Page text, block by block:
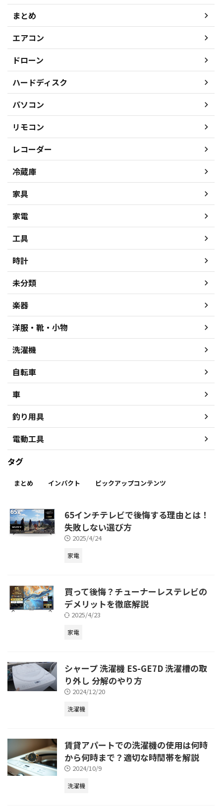
まとめ
エアコン
ドローン
ハードディスク
パソコン
リモコン
レコーダー
冷蔵庫
家具
家電
工具
時計
未分類
楽器
洋服・靴・小物
洗濯機
自転車
車
釣り用具
電動工具
タグ
まとめ インパクト ピックアップコンテンツ
65インチテレビで後悔する理由とは！
失敗しない選び方
2025/4/24
家電
買って後悔？チューナーレステレビの
デメリットを徹底解説
2025/4/23
家電
シャープ 洗濯機 ES-GE7D 洗濯槽の取
り外し 分解のやり方
2024/12/20
洗濯機
賃貸アパートでの洗濯機の使用は何時
から何時まで？適切な時間帯を解説
2024/10/9
洗濯機